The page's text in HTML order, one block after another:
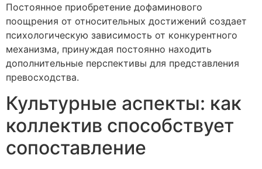
Постоянное приобретение дофаминового
поощрения от относительных достижений создает
психологическую зависимость от конкурентного
механизма, принуждая постоянно находить
дополнительные перспективы для представления
превосходства.
Культурные аспекты: как
коллектив способствует
сопоставление